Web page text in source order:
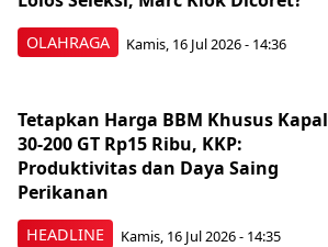
OLAHRAGA Kamis, 16 Jul 2026 - 14:36
HEADLINE
Tetapkan Harga BBM Khusus Kapal
30-200 GT Rp15 Ribu, KKP:
Produktivitas dan Daya Saing
Perikanan
Kamis, 16 Jul 2026 - 14:35